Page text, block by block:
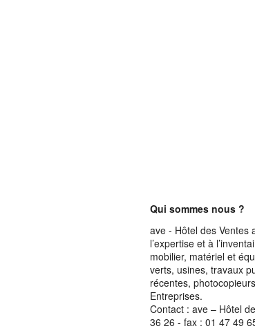
Qui sommes nous ?
ave - Hôtel des Ventes
l’expertise et à
mobilier, matériel et
verts, usines, travaux
récentes,
Entreprises.
Contact : ave – Hôtel
36 26 - fax : 01 47 49